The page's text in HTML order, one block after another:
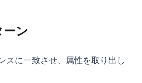
ーン
スに一致させ、属性を取り出し